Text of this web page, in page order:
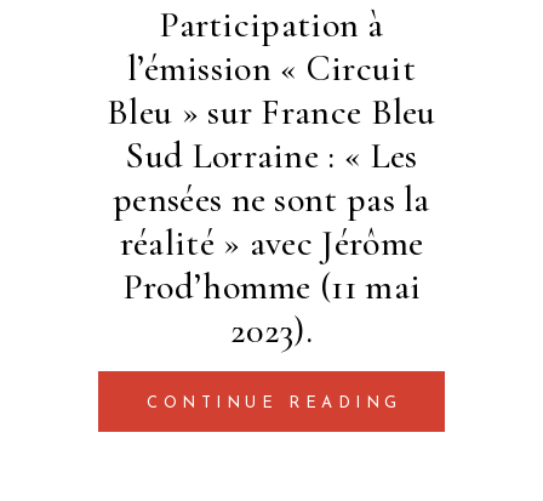
Participation à
l’émission « Circuit
Bleu » sur France Bleu
Sud Lorraine : « Les
pensées ne sont pas la
réalité » avec Jérôme
Prod’homme (11 mai
2023).
CONTINUE READING